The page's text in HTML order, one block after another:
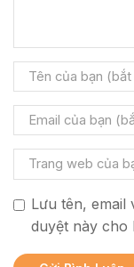
Lưu tên, email
duyệt này cho